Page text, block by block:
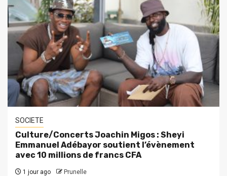
SOCIETE
Culture/Concerts Joachin Migos : Sheyi
Emmanuel Adébayor soutient l’évènement
avec 10 millions de francs CFA
1 jour ago Prunelle